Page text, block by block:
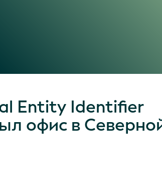
Entity Identifier
офис в